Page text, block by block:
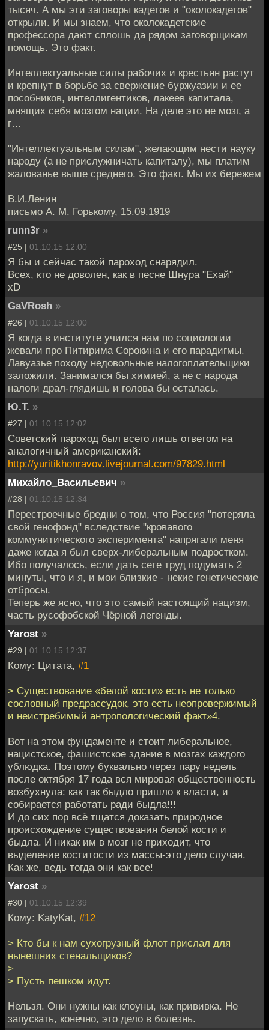
тысяч. А мы эти заговоры кадетов и "околокадетов"
открыли. И мы знаем, что околокадетские
профессора дают сплошь да рядом заговорщикам
помощь. Это факт.
Интеллектуальные силы рабочих и крестьян растут
и крепнут в борьбе за свержение буржуазии и ее
пособников, интеллигентиков, лакеев капитала,
мнящих себя мозгом нации. На деле это не мозг, а
г…
"Интеллектуальным силам", желающим нести науку
народу (а не прислужничать капиталу), мы платим
жалованье выше среднего. Это факт. Мы их бережем
В.И.Ленин
письмо А. М. Горькому, 15.09.1919
runn3r »
#25 | 01.10.15 12:00
Я бы и сейчас такой пароход снарядил.
Всех, кто не доволен, как в песне Шнура "Ехай"
xD
GaVRosh »
#26 | 01.10.15 12:00
Я когда в институте учился нам по социологии
жевали про Питирима Сорокина и его парадигмы.
Лавуазье походу недовольные налогоплательщики
заложили. Занимался бы химией, а не с народа
налоги драл-глядишь и голова бы осталась.
Ю.Т. »
#27 | 01.10.15 12:02
Советский пароход был всего лишь ответом на
аналогичный американский:
http://yuritikhonravov.livejournal.com/97829.html
Михайло_Васильевич »
#28 | 01.10.15 12:34
Перестроечные бредни о том, что Россия "потеряла
свой генофонд" вследствие "кровавого
коммунитического эксперимента" напрягали меня
даже когда я был сверх-либеральным подростком.
Ибо получалось, если дать сете труд подумать 2
минуты, что и я, и мои близкие - некие генетические
отбросы.
Теперь же ясно, что это самый настоящий нацизм,
часть русофобской Чёрной легенды.
Yarost »
#29 | 01.10.15 12:37
Кому: Цитата, #1
> Существование «белой кости» есть не только
сословный предрассудок, это есть неопровержимый
и неистребимый антропологический факт»4.
Вот на этом фундаменте и стоит либеральное,
нацистское, фашистское здание в мозгах каждого
ублюдка. Поэтому буквально через пару недель
после октября 17 года вся мировая общественность
возбухнула: как так быдло пришло к власти, и
собирается работать ради быдла!!!
И до сих пор всё тщатся доказать природное
происхождение существования белой кости и
быдла. И никак им в мозг не приходит, что
выделение коститости из массы-это дело случая.
Как же, ведь тогда они как все!
Yarost »
#30 | 01.10.15 12:39
Кому: KatyKat, #12
> Кто бы к нам сухогрузный флот прислал для
нынешних стенальщиков?
>
> Пусть пешком идут.
Нельзя. Они нужны как клоуны, как прививка. Не
запускать, конечно, это дело в болезнь.